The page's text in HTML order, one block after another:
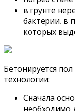
в грунте
бактерии, в
которых
Бетонируется
технологии:
Сначала
необходимо